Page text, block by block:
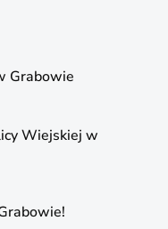
Grabowie
Wiejskiej w